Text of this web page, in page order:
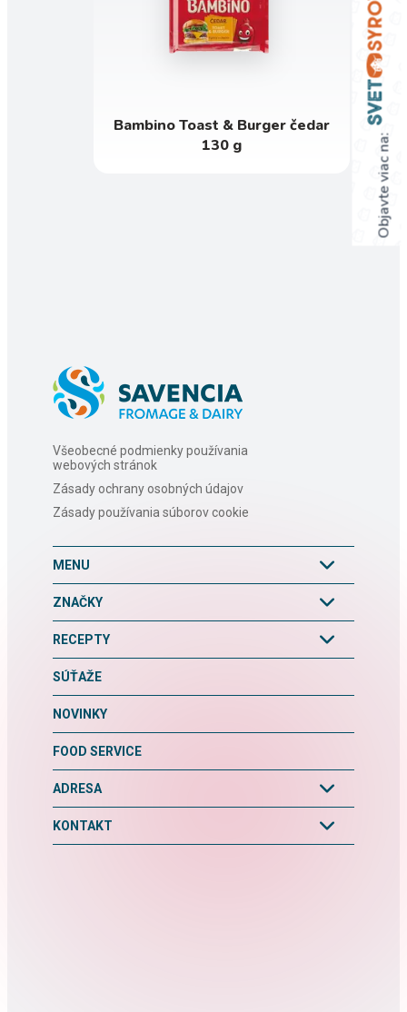
Objavte viac na:
Bambino Toast & Burger čedar
130 g
Všeobecné podmienky používania
webových stránok
Zásady ochrany osobných údajov
Zásady používania súborov cookie
MENU
ZNAČKY
RECEPTY
SÚŤAŽE
NOVINKY
FOOD SERVICE
ADRESA
KONTAKT